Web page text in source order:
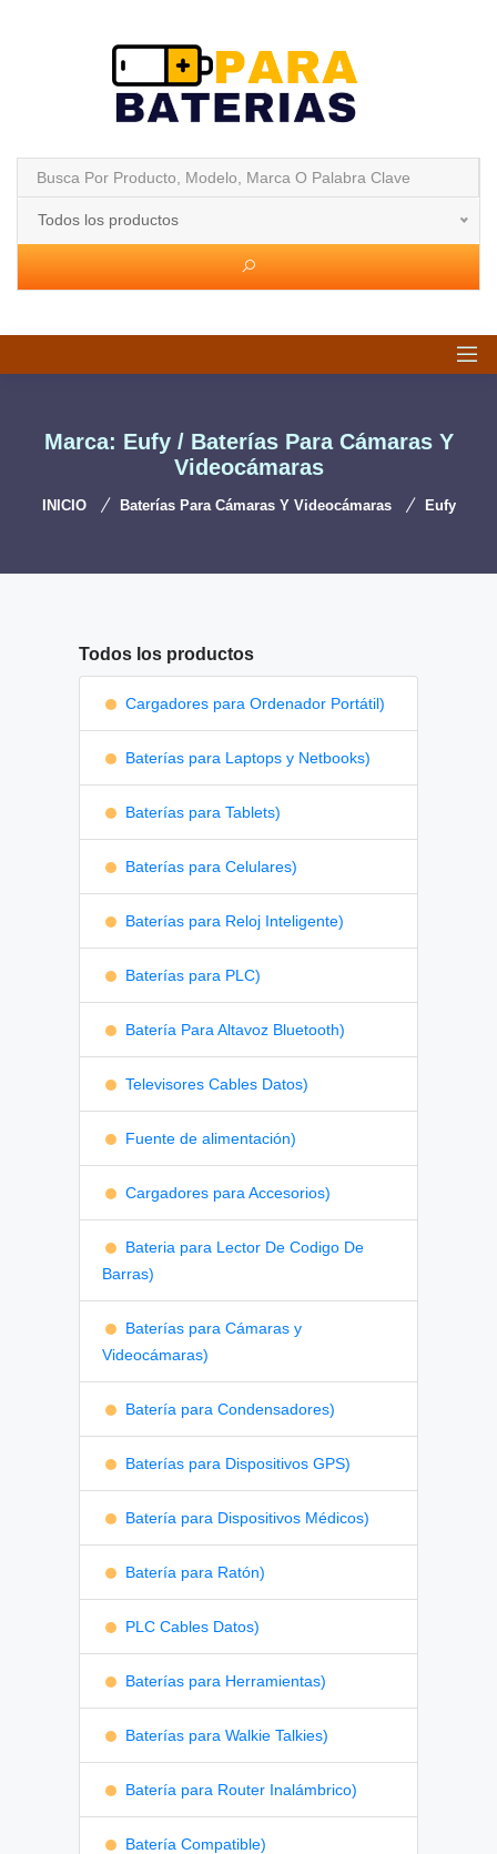
Todos los productos
Marca: Eufy / Baterías Para Cámaras Y
Videocámaras
INICIO Baterías Para Cámaras Y Videocámaras Eufy
Todos los productos
Cargadores para Ordenador Portátil)
Baterías para Laptops y Netbooks)
Baterías para Tablets)
Baterías para Celulares)
Baterías para Reloj Inteligente)
Baterías para PLC)
Batería Para Altavoz Bluetooth)
Televisores Cables Datos)
Fuente de alimentación)
Cargadores para Accesorios)
Bateria para Lector De Codigo De
Barras)
Baterías para Cámaras y
Videocámaras)
Batería para Condensadores)
Baterías para Dispositivos GPS)
Batería para Dispositivos Médicos)
Batería para Ratón)
PLC Cables Datos)
Baterías para Herramientas)
Baterías para Walkie Talkies)
Batería para Router Inalámbrico)
Batería Compatible)